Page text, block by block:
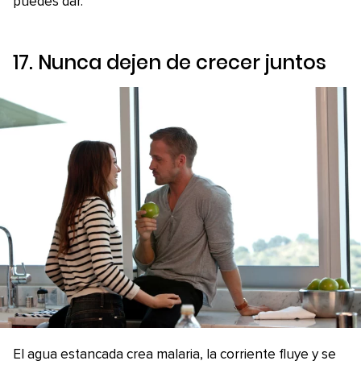
17. Nunca dejen de crecer juntos
El agua estancada crea malaria, la corriente fluye y se